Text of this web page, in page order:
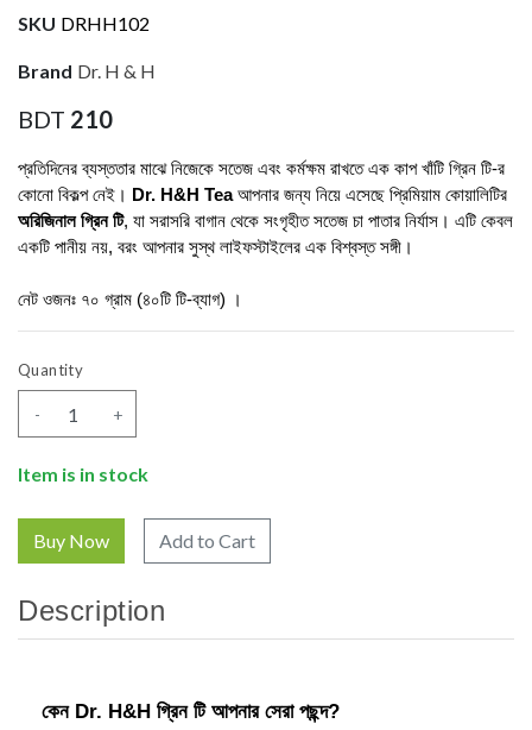
SKU DRHH102
Brand Dr. H & H
BDT 210
প্রতিদিনের ব্যস্ততার মাঝে নিজেকে সতেজ এবং কর্মক্ষম রাখতে এক কাপ খাঁটি গ্রিন টি-র
কোনো বিকল্প নেই।
Dr. H&H Tea
অরিজিনাল গ্রিন টি, যা সরাসরি বাগান থেকে সংগৃহীত সতেজ চা পাতার নির্যাস। এটি কেবল
একটি পানীয় নয়, বরং আপনার সুস্থ লাইফস্টাইলের এক বিশ্বস্ত সঙ্গী।
নেট ওজনঃ ৭০ গ্রাম (৪০টি টি-ব্যাগ) ।
Quantity
- +
Item is in stock
Add to Cart
Description
কেন Dr. H&H গ্রিন টি আপনার সেরা পছন্দ?